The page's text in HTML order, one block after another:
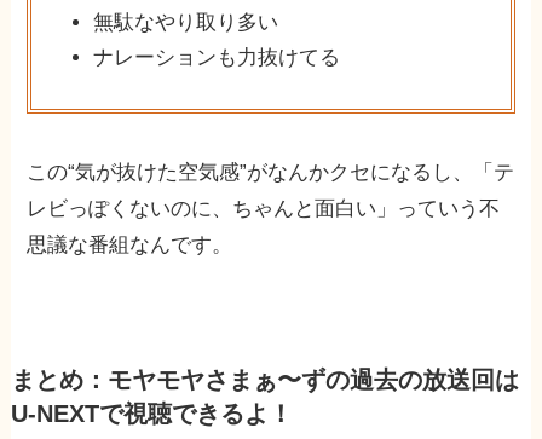
無駄なやり取り多い
ナレーションも力抜けてる
この“気が抜けた空気感”がなんかクセになるし、「テ
レビっぽくないのに、ちゃんと面白い」っていう不
思議な番組なんです。
まとめ：モヤモヤさまぁ〜ずの過去の放送回は
U-NEXTで視聴できるよ！